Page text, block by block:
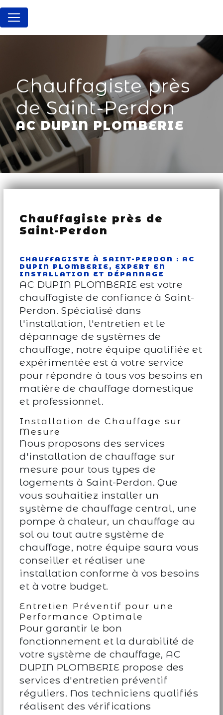
Chauffagiste près
de Saint-Perdon
AC DUPIN PLOMBERIE
Chauffagiste près de
Saint-Perdon
CHAUFFAGISTE À SAINT-PERDON : AC
DUPIN PLOMBERIE, EXPERT EN
INSTALLATION ET DÉPANNAGE
AC DUPIN PLOMBERIE est votre
chauffagiste de confiance à Saint-
Perdon. Spécialisé dans
l'installation, l'entretien et le
dépannage de systèmes de
chauffage, notre équipe qualifiée et
expérimentée est à votre service
pour répondre à tous vos besoins en
matière de chauffage domestique
et professionnel.
Installation de Chauffage sur
Mesure
Nous proposons des services
d'installation de chauffage sur
mesure pour tous types de
logements à Saint-Perdon. Que
vous souhaitiez installer un
système de chauffage central, une
pompe à chaleur, un chauffage au
sol ou tout autre système de
chauffage, notre équipe saura vous
conseiller et réaliser une
installation conforme à vos besoins
et à votre budget.
Entretien Préventif pour une
Performance Optimale
Pour garantir le bon
fonctionnement et la durabilité de
votre système de chauffage, AC
DUPIN PLOMBERIE propose des
services d'entretien préventif
réguliers. Nos techniciens qualifiés
réalisent des vérifications
Panneau de gestion des cookies